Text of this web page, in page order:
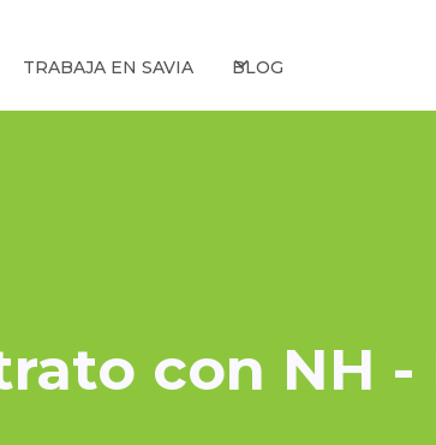
TRABAJA EN SAVIA BLOG
con NH -